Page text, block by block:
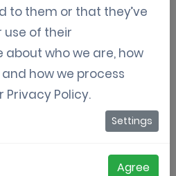
to them or that they’ve
of their
about who we are, how
how we process
Privacy Policy.
Settings
Agree